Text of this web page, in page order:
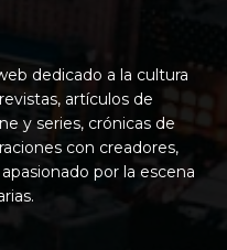
dedicado a la cultura
artículos de
y series, crónicas de
con creadores,
por la escena